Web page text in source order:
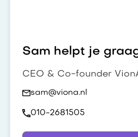
Sam helpt je
CEO & Co-founder
sam@viona.nl
010-2681505